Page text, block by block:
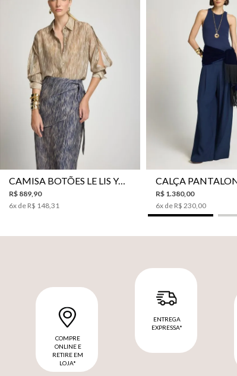
CAMISA BOTÕES LE LIS YANNA FEMININA
R$ 889,90
6x de R$ 148,31
R$ 1.380,00
6x de R$ 230,00
COMPRE
ONLINE E
RETIRE EM
LOJA*
ENTREGA
EXPRESSA*